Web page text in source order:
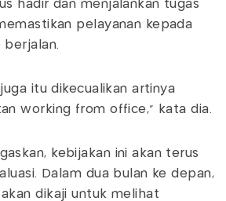
hadir dan menjalankan tugas
pelayanan kepada
itu dikecualikan artinya
working from office,” kata dia.
kebijakan ini akan terus
Dalam dua bulan ke depan,
akan dikaji untuk melihat